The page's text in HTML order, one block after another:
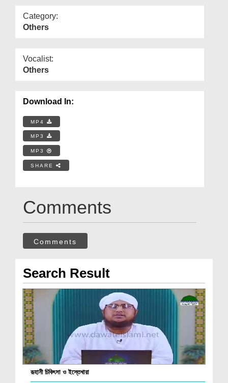
Category:
Others
Vocalist:
Others
Download In:
MP4
MP3
MP3
SHARE
Comments
Comments
Search Result
রূহানী চিকিৎসা ও ইস্তেখারা